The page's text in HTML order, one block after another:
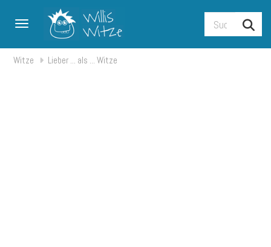
Toggle navigation
Witze Lieber ... als ... Witze